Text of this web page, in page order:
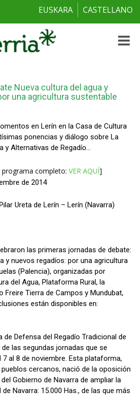
EUSKARA CASTELLANO
Toggle
Nueva cultura del agua y
una agricultura sustentable
en Lerín en la Casa de Cultura
ponencias y diálogo sobre La
y Alternativas de Regadío…
completo: VER AQUÍ]
de 2014
Ureta de Lerín – Lerín (Navarra)
las primeras jornadas de debate:
y nuevos regadíos: por una agricultura
(Palencia), organizadas por
del Agua, Plataforma Rural, la
Freire Tierra de Campos y Mundubat,
están disponibles en:
Defensa del Regadío Tradicional de
las segundas jornadas que se
7 al 8 de noviembre. Esta plataforma,
cercanos, nació de la oposición
Gobierno de Navarra de ampliar la
Navarra: 15.000 Has., de las que más